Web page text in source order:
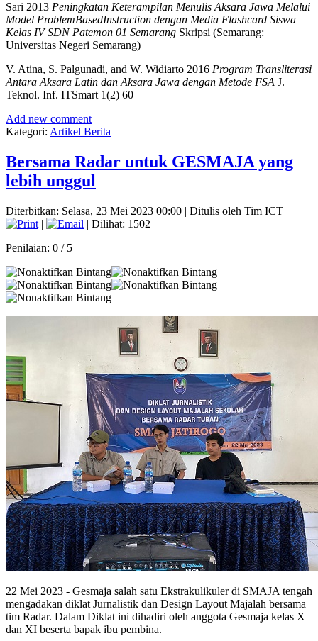
Sari 2013 Peningkatan Keterampilan Menulis Aksara Jawa Melalui
Model ProblemBasedInstruction dengan Media Flashcard Siswa
Kelas IV SDN Patemon 01 Semarang Skripsi (Semarang:
Universitas Negeri Semarang)
V. Atina, S. Palgunadi, and W. Widiarto 2016 Program Transliterasi
Antara Aksara Latin dan Aksara Jawa dengan Metode FSA J.
Teknol. Inf. ITSmart 1(2) 60
Add new comment
Kategori: Artikel Berita
Bersama Radar untuk GESMAJA yang
lebih unggul
Diterbitkan: Selasa, 23 Mei 2023 00:00 | Ditulis oleh Tim ICT |
|
| Dilihat: 1502
Penilaian: 0 / 5
22 Mei 2023 - Gesmaja salah satu Ekstrakulikuler di SMAJA tengah
mengadakan diklat Jurnalistik dan Design Layout Majalah bersama
tim Radar. Dalam Diklat ini dihadiri oleh anggota Gesmaja kelas X
dan XI beserta bapak ibu pembina.